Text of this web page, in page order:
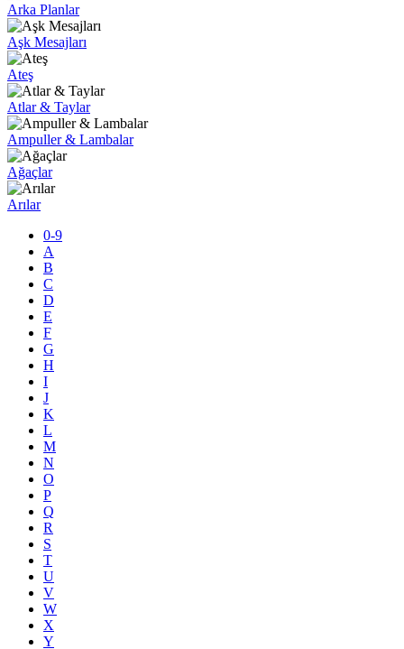
Arka Planlar
Aşk Mesajları
Ateş
Atlar & Taylar
Ampuller & Lambalar
Ağaçlar
Arılar
0-9
A
B
C
D
E
F
G
H
I
J
K
L
M
N
O
P
Q
R
S
T
U
V
W
X
Y